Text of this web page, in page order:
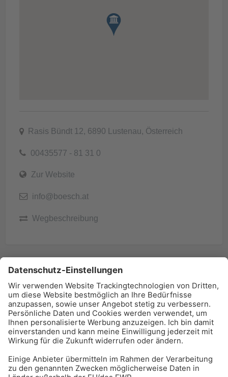
Rasis Bündt 12, 6890 Lustenau, Österreich
00435577 - 81 31 0
Zur Website
info@boesch.at
Wegbeschreibung
BAU-Index Newsletter
Erhalten Sie regelmäßig Benachrichtigungen zu den